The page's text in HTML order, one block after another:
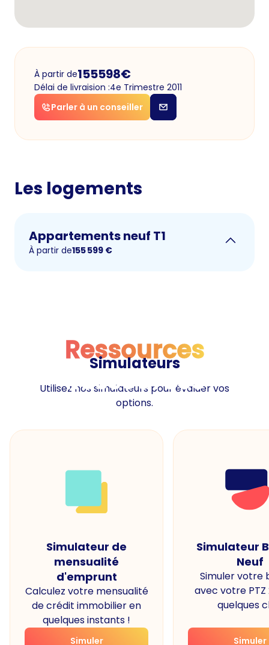
À partir de155598€
Délai de livraision :4e Trimestre 2011
Parler à un conseiller
Les logements
Appartements neuf T1
À partir de155 599 €
Ressources
Ressources
Simulateurs
Utilisez nos simulateurs pour évaluer vos
options.
Simulateur de
mensualité
d'emprunt
Calculez votre mensualité
de crédit immobilier en
quelques instants !
Simuler
Simulateur
Neuf
Simuler votre
avec votre PTZ
quelques
Simuler